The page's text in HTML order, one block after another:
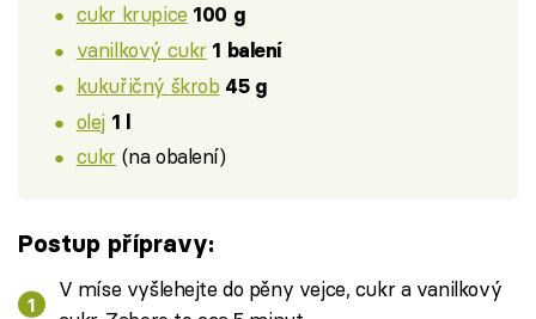
cukr krupice 100 g
vanilkový cukr 1 balení
kukuřičný škrob 45 g
olej 1 l
cukr (na obalení)
Postup přípravy:
V míse vyšlehejte do pěny vejce, cukr a vanilkový